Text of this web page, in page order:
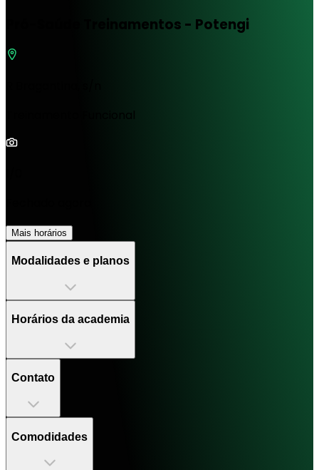
Pró-Saúde Treinamentos - Potengi
Mais horários
Modalidades e planos
Horários da academia
Contato
Comodidades